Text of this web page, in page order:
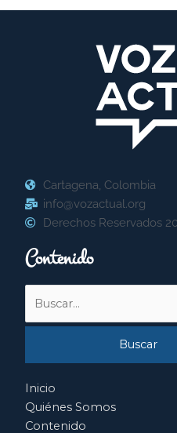
Cartagena, Colombia
info@vozactual.org
Derechos Reservados
Contenido
por:
Inicio
Quiénes Somos
Contenido